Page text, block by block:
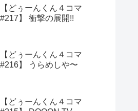
【どぅーんくん４コマ
#217】 衝撃の展開!!
【どぅーんくん４コマ
#216】 うらめしや〜
【どぅーんくん４コマ